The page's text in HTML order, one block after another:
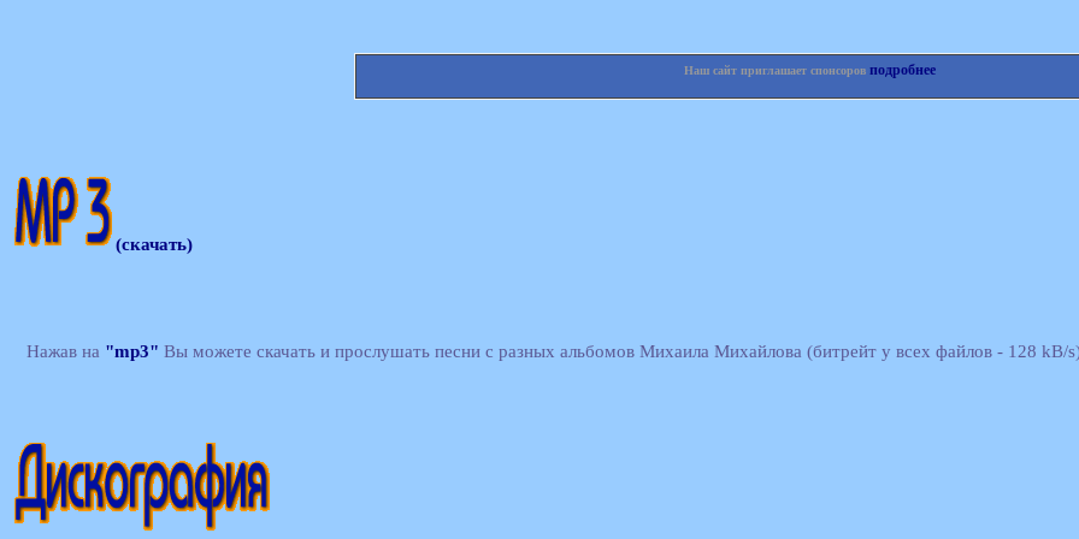
Наш сайт приглашает спонсоров подробнее
(скачать)
Нажав на "mp3" Вы можете скачать и прослушать песни с разных альбомов Михаила Михайлова (битрейт у всех файлов - 128 kB/